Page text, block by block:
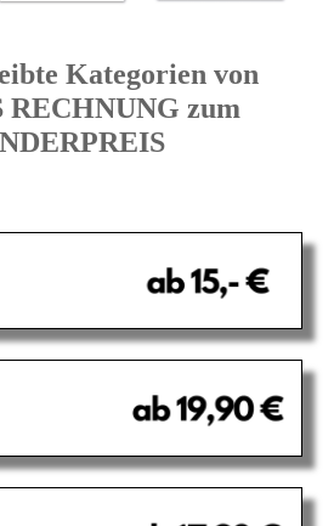
Kategorien von
RECHNUNG zum